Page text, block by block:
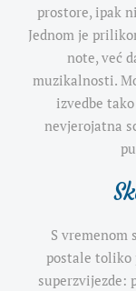
prostore, ipak
Jednom je
note, već
muzikalnosti.
izvedbe
nevjerojatna
S vremenom
postale toliko
superzvijezde: